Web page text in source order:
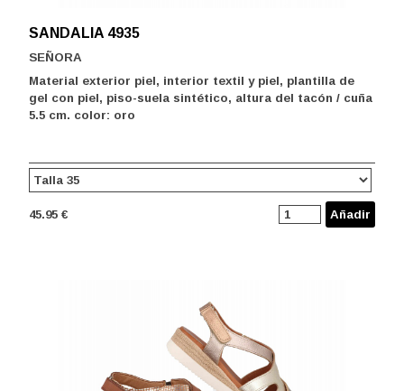
SANDALIA 4935
SEÑORA
Material exterior piel, interior textil y piel, plantilla de
gel con piel, piso-suela sintético, altura del tacón / cuña
5.5 cm. color: oro
45.95 € Añadir